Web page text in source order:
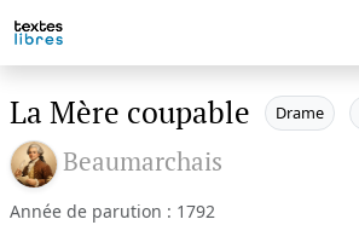
La Mère coupable Drame
Beaumarchais
Année de parution : 1792